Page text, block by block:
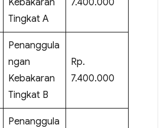
Tingkat A
Penanggula
ngan
Kebakaran
Tingkat B
Rp.
7.400.000
Penanggula